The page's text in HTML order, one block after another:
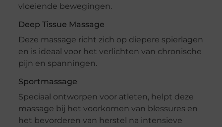
vloeiende bewegingen.
Deep Tissue Massage
Deze massage richt zich op diepere spierlagen
en is ideaal voor het verlichten van chronische
pijn en spanningen.
Sportmassage
Speciaal ontworpen voor atleten, helpt deze
massage bij het voorkomen van blessures en
het bevorderen van herstel na intensieve